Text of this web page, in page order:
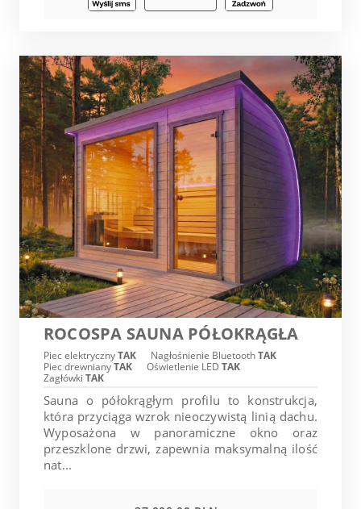
ROCOSPA SAUNA PÓŁOKRĄGŁA
Piec elektrycznyTAK Nagłośnienie BluetoothTAK
Piec drewnianyTAK Oświetlenie LED TAK
Zagłówki TAK
Sauna o półokrągłym profilu to konstrukcja,
która przyciąga wzrok nieoczywistą linią dachu.
Wyposażona w panoramiczne okno oraz
przeszklone drzwi, zapewnia maksymalną ilość
nat...